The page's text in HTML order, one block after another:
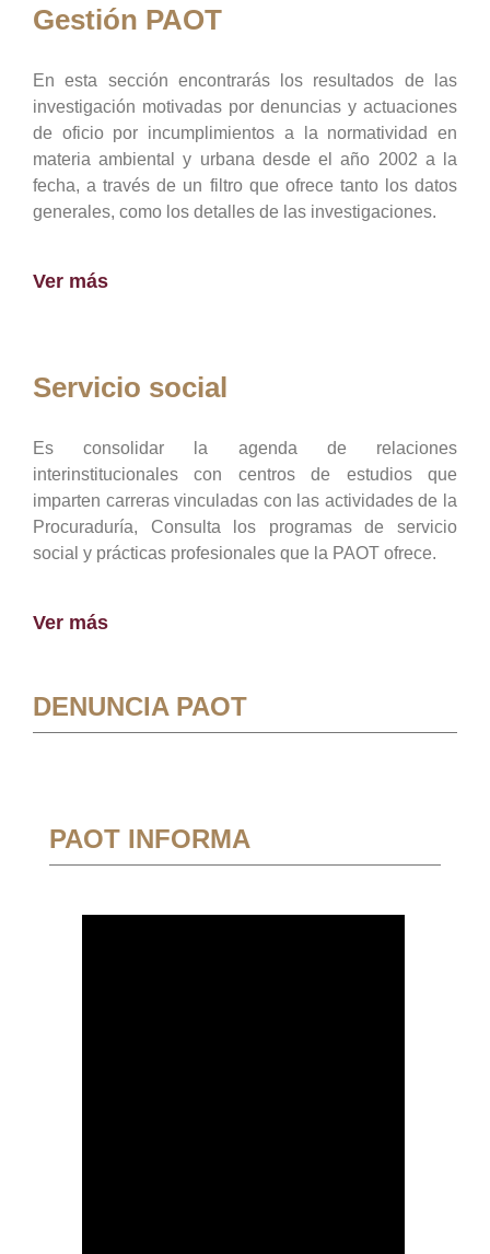
Gestión PAOT
En esta sección encontrarás los resultados de las
investigación motivadas por denuncias y actuaciones
de oficio por incumplimientos a la normatividad en
materia ambiental y urbana desde el año 2002 a la
fecha, a través de un filtro que ofrece tanto los datos
generales, como los detalles de las investigaciones.
Ver más
Servicio social
Es consolidar la agenda de relaciones
interinstitucionales con centros de estudios que
imparten carreras vinculadas con las actividades de la
Procuraduría, Consulta los programas de servicio
social y prácticas profesionales que la PAOT ofrece.
Ver más
DENUNCIA PAOT
PAOT INFORMA